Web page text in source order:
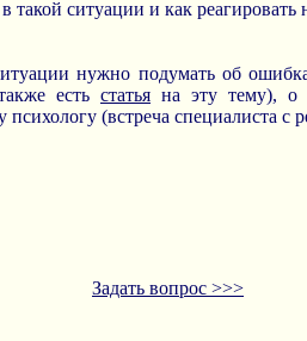
ситуации и как реагировать
нужно подумать об
есть статья на эту тему), о
(встреча специалиста с
Задать вопрос >>>